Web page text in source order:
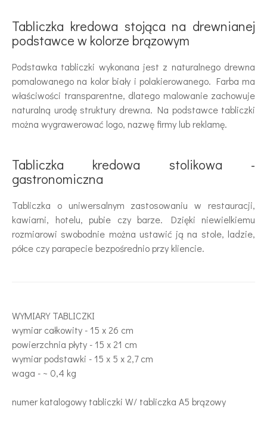
Tabliczka kredowa stojąca na drewnianej
podstawce w kolorze brązowym
Podstawka tabliczki wykonana jest z naturalnego drewna
pomalowanego na kolor biały i polakierowanego. Farba ma
właściwości transparentne, dlatego malowanie zachowuje
naturalną urodę struktury drewna. Na podstawce tabliczki
można wygrawerować logo, nazwę firmy lub reklamę.
Tabliczka kredowa stolikowa -
gastronomiczna
Tabliczka o uniwersalnym zastosowaniu w restauracji,
kawiarni, hotelu, pubie czy barze. Dzięki niewielkiemu
rozmiarowi swobodnie można ustawić ją na stole, ladzie,
półce czy parapecie bezpośrednio przy kliencie.
WYMIARY TABLICZKI
wymiar całkowity - 15 x 26 cm
powierzchnia płyty - 15 x 21 cm
wymiar podstawki - 15 x 5 x 2,7 cm
waga - ~ 0,4 kg
numer katalogowy tabliczki W/ tabliczka A5 brązowy